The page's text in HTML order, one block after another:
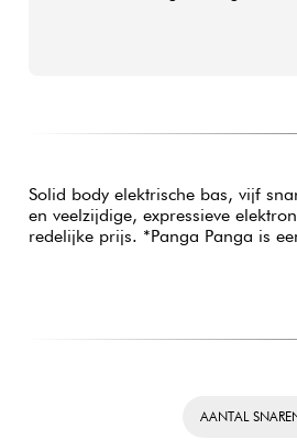
Solid body elektrische bas, vijf
en veelzijdige, expressieve
redelijke prijs. *Panga Panga is
AANTAL